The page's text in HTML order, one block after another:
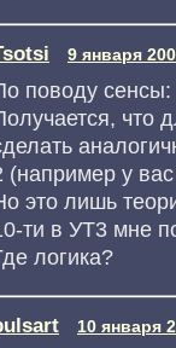
9 января
поводу
что
(например у
это лишь
ти в УТ3 мне
логика?
10 января